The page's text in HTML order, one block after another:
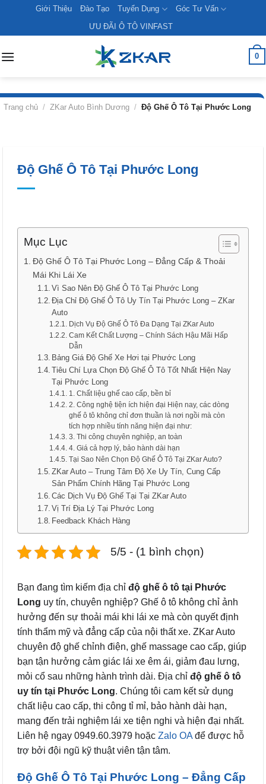
content
Giới Thiệu Đào Tạo Tuyển Dụng
Góc Tư Vấn
ƯU ĐÃI Ô TÔ VINFAST
0
Trang chủ / ZKar Auto Bình Dương / Độ Ghế Ô Tô Tại Phước Long
Độ Ghế Ô Tô Tại Phước Long
Mục Lục
Độ Ghế Ô Tô Tại Phước Long – Đẳng Cấp & Thoải
Mái Khi Lái Xe
Vì Sao Nên Độ Ghế Ô Tô Tại Phước Long
Địa Chỉ Độ Ghế Ô Tô Uy Tín Tại Phước Long – ZKar
Auto
Dịch Vụ Độ Ghế Ô Tô Đa Dạng Tại ZKar Auto
Cam Kết Chất Lượng – Chính Sách Hậu Mãi Hấp
Dẫn
Bảng Giá Độ Ghế Xe Hơi tại Phước Long
Tiêu Chí Lựa Chọn Độ Ghế Ô Tô Tốt Nhất Hiện Nay
Tại Phước Long
1. Chất liệu ghế cao cấp, bền bỉ
2. Công nghệ tiện ích hiện đại Hiện nay, các dòng
ghế ô tô không chỉ đơn thuần là nơi ngồi mà còn
tích hợp nhiều tính năng hiện đại như:
3. Thi công chuyên nghiệp, an toàn
4. Giá cả hợp lý, bảo hành dài hạn
Tại Sao Nên Chọn Độ Ghế Ô Tô Tại ZKar Auto?
ZKar Auto – Trung Tâm Độ Xe Uy Tín, Cung Cấp
Sản Phẩm Chính Hãng Tại Phước Long
Các Dịch Vụ Độ Ghế Tại Tại ZKar Auto
Vị Trí Địa Lý Tại Phước Long
Feedback Khách Hàng
5/5 - (1 bình chọn)
Bạn đang tìm kiếm địa chỉ độ ghế ô tô tại Phước
Long uy tín, chuyên nghiệp? Ghế ô tô không chỉ ảnh
hưởng đến sự thoải mái khi lái xe mà còn quyết định
tính thẩm mỹ và đẳng cấp của nội thất xe. ZKar Auto
chuyên độ ghế chỉnh điện, ghế massage cao cấp, giúp
bạn tận hưởng cảm giác lái xe êm ái, giảm đau lưng,
mỏi cổ sau những hành trình dài. Địa chỉ độ ghế ô tô
uy tín tại Phước Long. Chúng tôi cam kết sử dụng
chất liệu cao cấp, thi công tỉ mỉ, bảo hành dài hạn,
mang đến trải nghiệm lái xe tiện nghi và hiện đại nhất.
Liên hệ ngay 0949.60.3979 hoặc Zalo OA để được hỗ
trợ bởi đội ngũ kỹ thuật viên tận tâm.
Độ Ghế Ô Tô Tại Phước Long – Đẳng Cấp